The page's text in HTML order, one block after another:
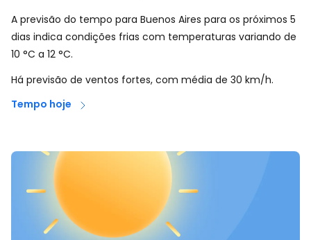
A previsão do tempo para Buenos Aires para os próximos 5
dias indica condições frias com temperaturas variando de
10 °C a 12 °C.
Há previsão de ventos fortes, com média de 30 km/h.
Tempo hoje